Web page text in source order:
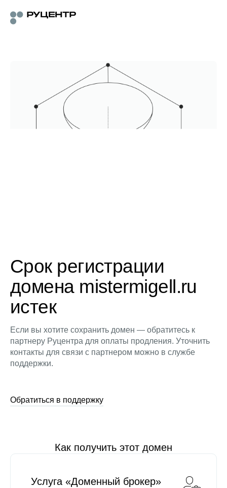
Срок регистрации
домена mistermigell.ru
истек
Если вы хотите сохранить домен — обратитесь к
партнеру Руцентра для оплаты продления. Уточнить
контакты для связи с партнером можно в службе
поддержки.
Обратиться в поддержку
Как получить этот домен
Услуга «Доменный брокер»